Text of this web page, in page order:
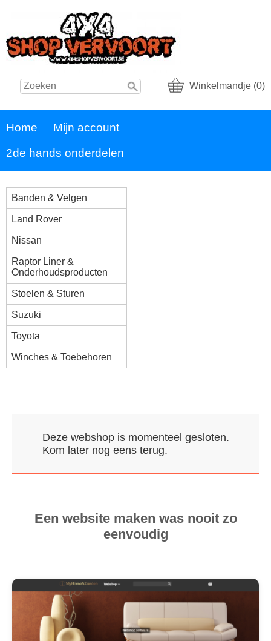
Winkelmandje (0)
Home
Mijn account
2de hands onderdelen
Banden & Velgen
Land Rover
Nissan
Raptor Liner &
Onderhoudsproducten
Stoelen & Sturen
Suzuki
Toyota
Winches & Toebehoren
Deze webshop is momenteel gesloten.
Kom later nog eens terug.
Een website maken was nooit zo
eenvoudig